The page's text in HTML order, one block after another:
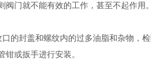
门就不能有效的工作，甚至不起作用。
的封盖和螺纹内的过多油脂和杂物，
或扳手进行安装。